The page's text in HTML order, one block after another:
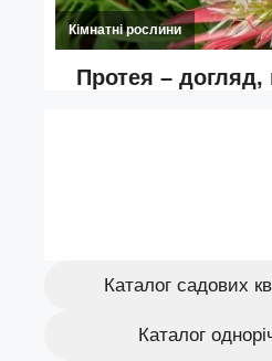
Каталог садових
Каталог